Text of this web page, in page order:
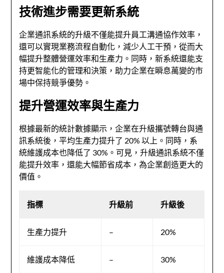
技術進步需要更新系統
企業通訊系統的升級不僅能提升員工溝通協作效率，
還可以實現業務流程自動化，減少人工干預，從而大
幅提升整體營運效率和生產力。同時，新系統還能支
持更智能化的管理和決策，助力企業在瞬息萬變的市
場中保持競爭優勢。
提升營運效率與生產力
根據最新的統計數據顯示，企業在升級攜號轉台與通
訊系統後，平均生產力提升了 20% 以上。同時，系
統維護成本也降低了 30%。可見，升級通訊系統不僅
能提升效率，還能大幅節省成本，為企業創造更大的
價值。
指標 升級前 升級後
生產力提升 – 20%
維護成本降低 – 30%